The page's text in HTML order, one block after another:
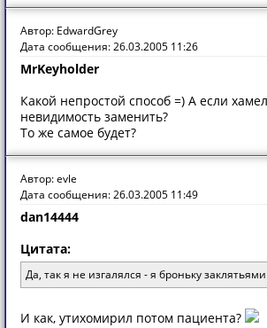
Автор: EdwardGrey
Дата сообщения: 26.03.2005 11:26
MrKeyholder
Какой непростой способ =) А если
невидимость заменить?
То же самое будет?
Автор: evle
Дата сообщения: 26.03.2005 11:49
dan14444
Цитата:
Да, так я не изгалялся - я броньку
И как, утихомирил потом пациента?